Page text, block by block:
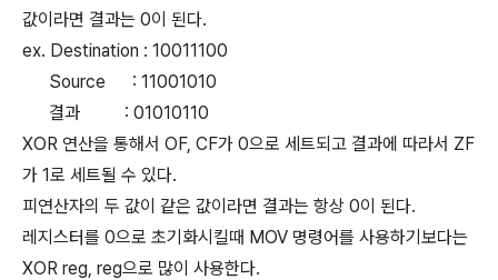
값이라면 결과는 0이 된다.
ex. Destination : 10011100
Source : 11001010
결과 : 01010110
XOR 연산을 통해서 OF, CF가 0으로 세트되고 결과에 따라서 ZF
가 1로 세트될 수 있다.
피연산자의 두 값이 같은 값이라면 결과는 항상 0이 된다.
레지스터를 0으로 초기화시킬때 MOV 명령어를 사용하기보다는
XOR reg, reg으로 많이 사용한다.